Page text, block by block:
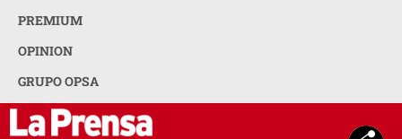
PREMIUM
OPINION
GRUPO OPSA